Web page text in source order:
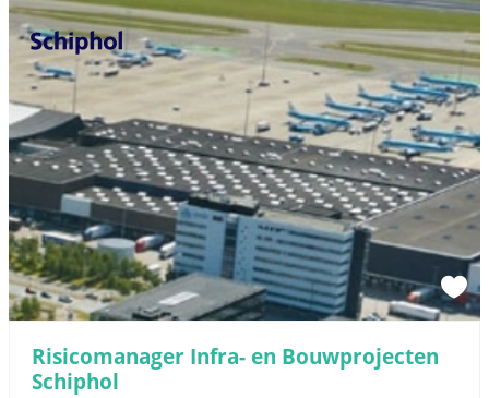
Risicomanager Infra- en Bouwprojecten
Schiphol